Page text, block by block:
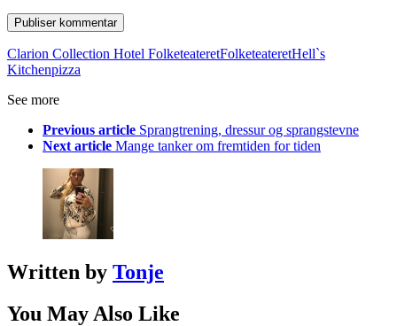
Clarion Collection Hotel FolketeateretFolketeateretHell`s
Kitchenpizza
See more
Previous article Sprangtrening, dressur og sprangstevne
Next article Mange tanker om fremtiden for tiden
Written by Tonje
You May Also Like